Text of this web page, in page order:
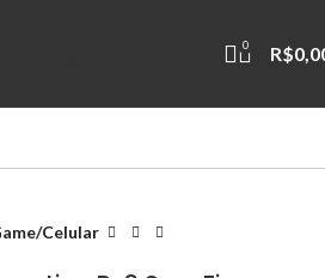
0 R$
Celular